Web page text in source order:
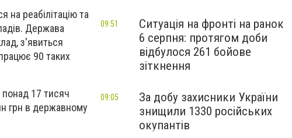
на реабілітацію та
Держава
з'явиться
90 таких
понад 17 тисяч
грн в державному
Ситуація на фронті на ранок
6 серпня: протягом доби
відбулося 261 бойове
зіткнення
09:51
За добу захисники України
знищили 1330 російських
окупантів
09:05